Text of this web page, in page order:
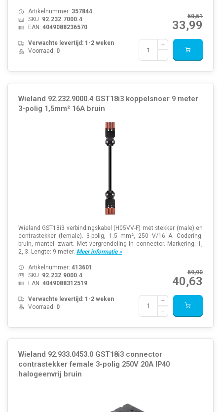
50,51
33,99
Artikelnummer: 357844
SKU: 92.232.7000.4
EAN: 4049088236570
Verwachte levertijd: 1-2 weken
Voorraad: 0
Wieland 92.232.9000.4 GST18i3 koppelsnoer 9 meter
3-polig 1,5mm² 16A bruin
Wieland GST18i3 verbindingskabel (H05VV-F) met stekker (male) en
contrastekker (female). 3-polig, 1.5 mm², 250 V/16 A. Codering:
bruin, mantel: zwart. Met vergrendeling in connector. Markering: 1,
2, 3. Lengte: 9 meter. Meer informatie »
59,90
40,63
Artikelnummer: 413601
SKU: 92.232.9000.4
EAN: 4049088312519
Verwachte levertijd: 1-2 weken
Voorraad: 0
Wieland 92.933.0453.0 GST18i3 connector
contrastekker female 3-polig 250V 20A IP40
halogeenvrij bruin